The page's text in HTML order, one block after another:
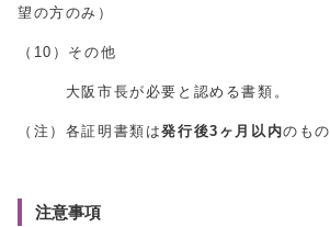
望の方のみ）
（10）その他
大阪市長が必要と認める書類。
（注）各証明書類は発行後3ヶ月以内のもの
注意事項